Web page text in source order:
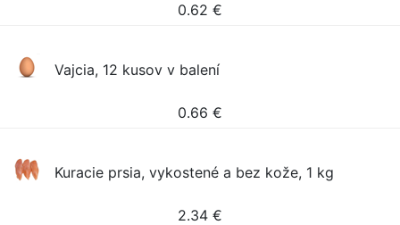
0.62 €
Vajcia, 12 kusov v balení
0.66 €
Kuracie prsia, vykostené a bez kože, 1 kg
2.34 €